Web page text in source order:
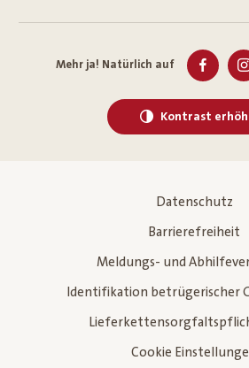
Mehr ja! Natürlich auf
Kontrast
Datenschutz
Barrierefreiheit
Meldungs- und
Identifikation betrügerischer
Cookie